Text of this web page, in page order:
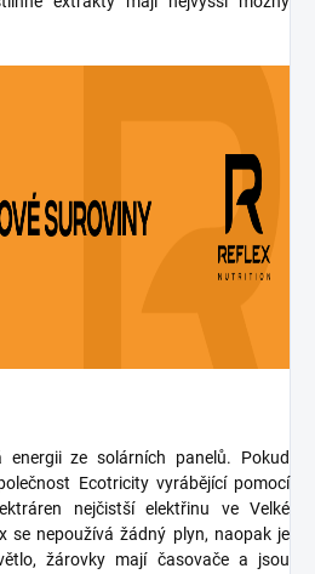
energii ze solárních panelů. Pokud
Ecotricity vyrábějící pomocí
nejčistší elektřinu ve Velké
se nepoužívá žádný plyn, naopak je
žárovky mají časovače a jsou